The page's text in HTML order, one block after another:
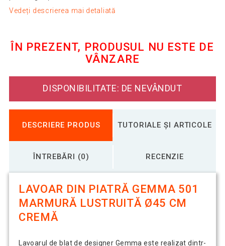
Vedeți descrierea mai detaliată
ÎN PREZENT, PRODUSUL NU ESTE DE
VÂNZARE
DISPONIBILITATE: DE NEVÂNDUT
DESCRIERE PRODUS TUTORIALE ȘI ARTICOLE
ÎNTREBĂRI (0) RECENZIE
LAVOAR DIN PIATRĂ GEMMA 501
MARMURĂ LUSTRUITĂ Ø45 CM
CREMĂ
Lavoarul de blat de designer Gemma este realizat dintr-